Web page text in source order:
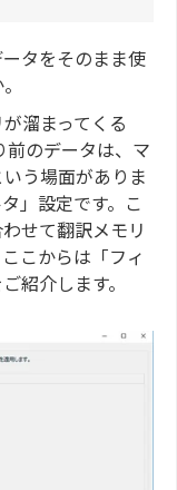
タをそのまま使
溜まってくる
前のデータは、マ
う場面がありま
」設定です。こ
せて翻訳メモリ
こからは「フィ
紹介します。